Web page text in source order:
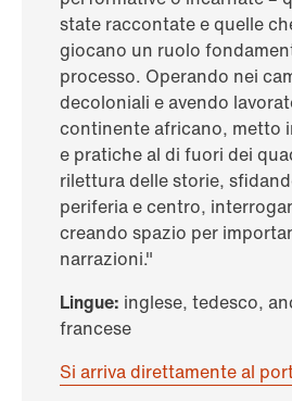
state raccontate e quelle
giocano un ruolo
processo. Operando nei
decoloniali e avendo
continente africano, metto
e pratiche al di fuori dei
rilettura delle storie,
periferia e centro,
creando spazio per
narrazioni."
Lingue: inglese, tedesco,
francese
Si arriva direttamente al